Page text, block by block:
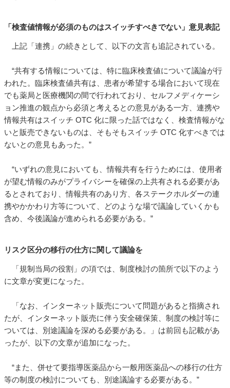
「検査値情報が必須のものはスイッチすべきでない」意見表記
上記「連携」の続きとして、以下の文言も追記されている。
“共有する情報については、特に臨床検査値について議論が行
われた。臨床検査値共有は、患者が希望する場合において現在
でも薬局と医療機関の間で行われており、セルフメディケーシ
ョン推進の観点から必須と考えるとの意見がある一方、連携や
情報共有はスイッチ OTC 化に限った話ではなく、検査情報がな
いと販売できないものは、そもそもスイッチ OTC 化すべきでは
ないとの意見もあった。”
“いずれの意見においても、情報共有を行うためには、使用者
が望む情報のみがプライバシーを確保の上共有される必要があ
るとされており、情報共有のあり方、各ステークホルダーの連
携やかかわり方等について、どのような場で議論していくかも
含め、今後議論が進められる必要がある。”
リスク区分の移行の仕方に関して議論を
「規制当局の役割」の項では、制度検討の箇所で以下のよう
に文章が変更になった。
「なお、インターネット販売について問題があると指摘され
たが、インターネット販売に伴う安全確保策、制度の検討等に
ついては、別途議論を深める必要がある。」は前回も記載があ
ったが、以下の文章が追加になった。
“また、併せて要指導医薬品から一般用医薬品への移行の仕方
等の制度の検討についても、別途議論する必要がある。”